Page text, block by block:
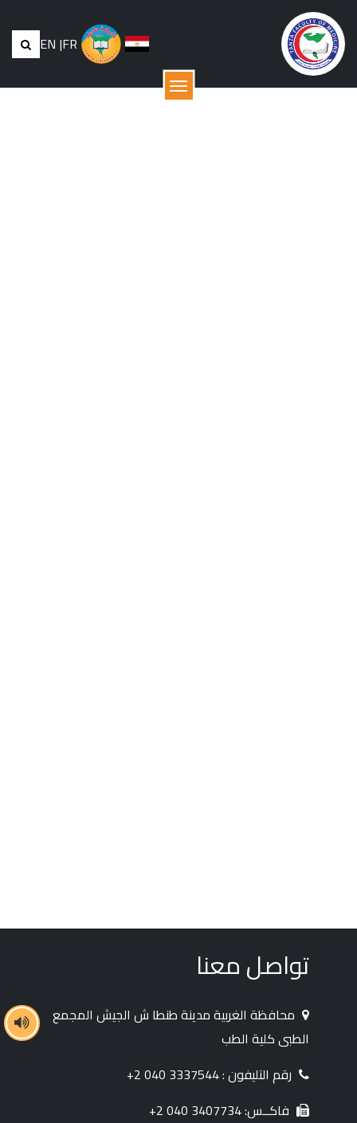
EN |FR
القائمة
تواصل معنا
محافظة الغربية مدينة طنطا ش الجيش المجمع
الطبى كلية الطب
رقم التليفون : 3337544 040 2+
فاكــس: 3407734 040 2+